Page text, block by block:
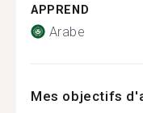
APPREND
Arabe
Mes objectifs